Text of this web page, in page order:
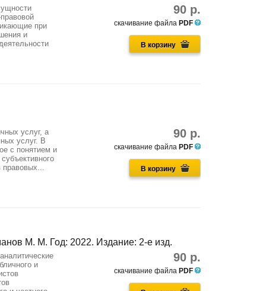
90 р.
скачивание файла PDF
В корзину
при
и
90 р.
скачивание файла PDF
В корзину
услуг, а
услуг. В
с понятием и
правовых...
М. М. Год: 2022. Издание: 2-е изд.
90 р.
скачивание файла PDF
и